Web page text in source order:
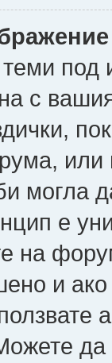
под
с
могла
е
на
и
да